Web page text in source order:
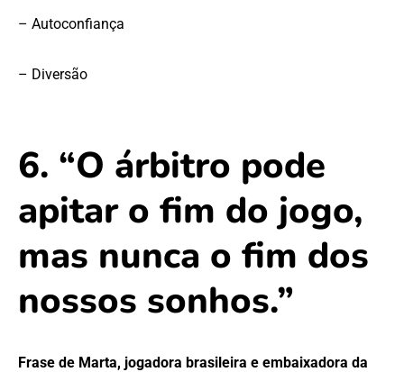
– Autoconfiança
– Diversão
6. “O árbitro pode
apitar o fim do jogo,
mas nunca o fim dos
nossos sonhos.”
Frase de Marta, jogadora brasileira e embaixadora da